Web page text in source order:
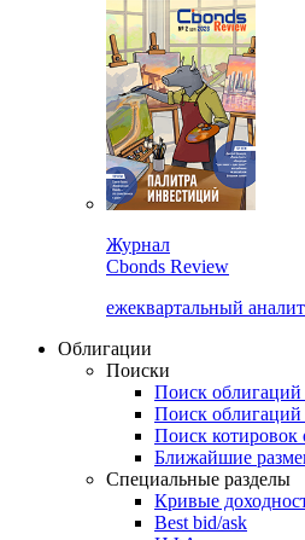
Журнал
Cbonds Review
ежеквартальный
Облигации
Поиски
Поиск
Поиск
Поиск котировок
Ближайшие
Специальные разделы
Кривые
Best bid/ask